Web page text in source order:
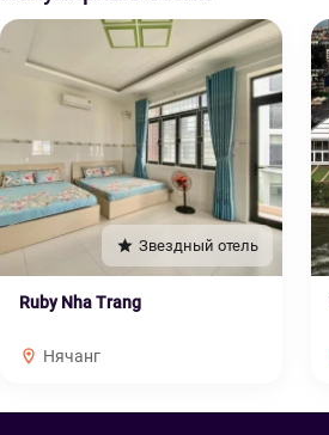
Звездный отель
Ruby Nha Trang
Нячанг